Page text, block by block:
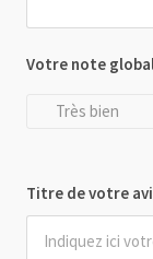
Votre note
Très bien
Titre de votre